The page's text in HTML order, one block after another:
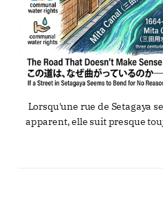
Lorsqu'une rue de Setagaya
apparent, elle suit presque